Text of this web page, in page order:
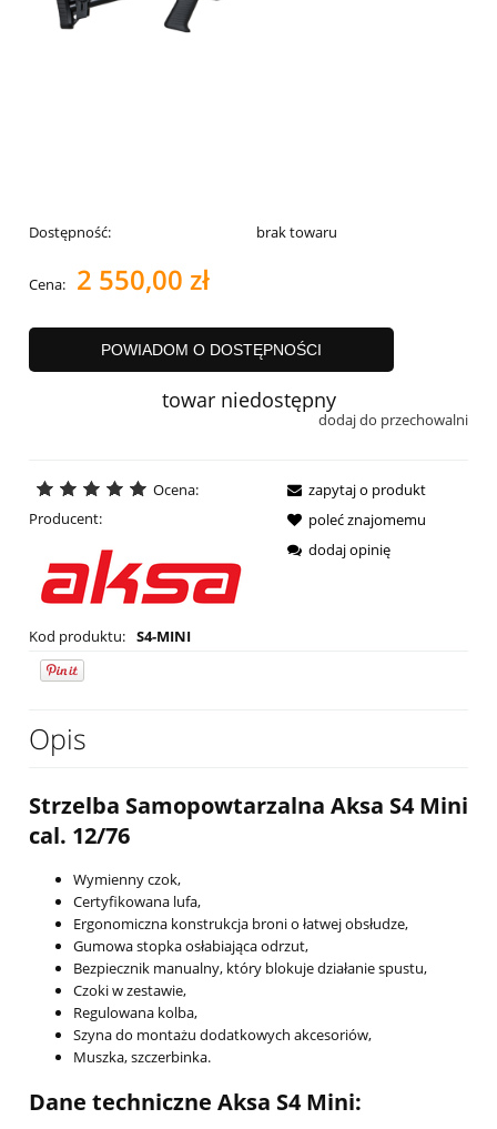
Dostępność: brak towaru
Cena: 2 550,00 zł
POWIADOM O DOSTĘPNOŚCI
towar niedostępny
dodaj do przechowalni
Ocena:
Producent:
Kod produktu: S4-MINI
zapytaj o produkt
poleć znajomemu
dodaj opinię
Opis
Strzelba Samopowtarzalna Aksa S4 Mini
cal. 12/76
Wymienny czok,
Certyfikowana lufa,
Ergonomiczna konstrukcja broni o łatwej obsłudze,
Gumowa stopka osłabiająca odrzut,
Bezpiecznik manualny, który blokuje działanie spustu,
Czoki w zestawie,
Regulowana kolba,
Szyna do montażu dodatkowych akcesoriów,
Muszka, szczerbinka.
Dane techniczne Aksa S4 Mini: